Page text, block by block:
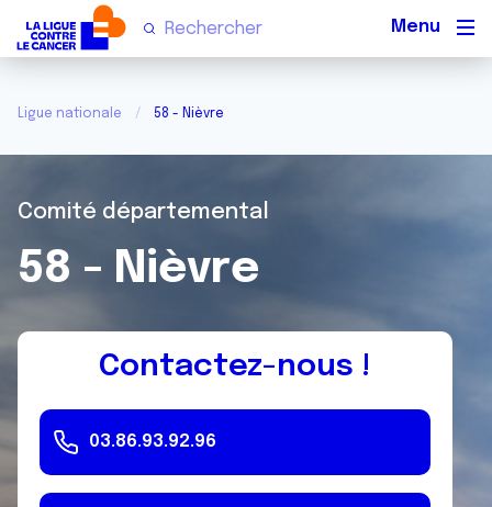
Ligue nationale 58 - Nièvre
Comité départemental
58 - Nièvre
Contactez-nous !
03.86.93.92.96